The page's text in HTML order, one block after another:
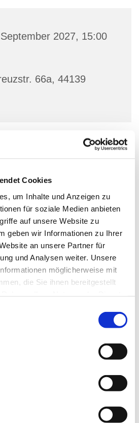
Cookies
um Inhalte und Anzeigen zu
für soziale Medien anbieten
auf unsere Website zu
geben wir Informationen zu Ihrer
an unsere Partner für
und Analysen weiter. Unsere
möglicherweise mit
die Sie ihnen bereitgestellt
2027, 15:00
66a, 44139
Sie auch